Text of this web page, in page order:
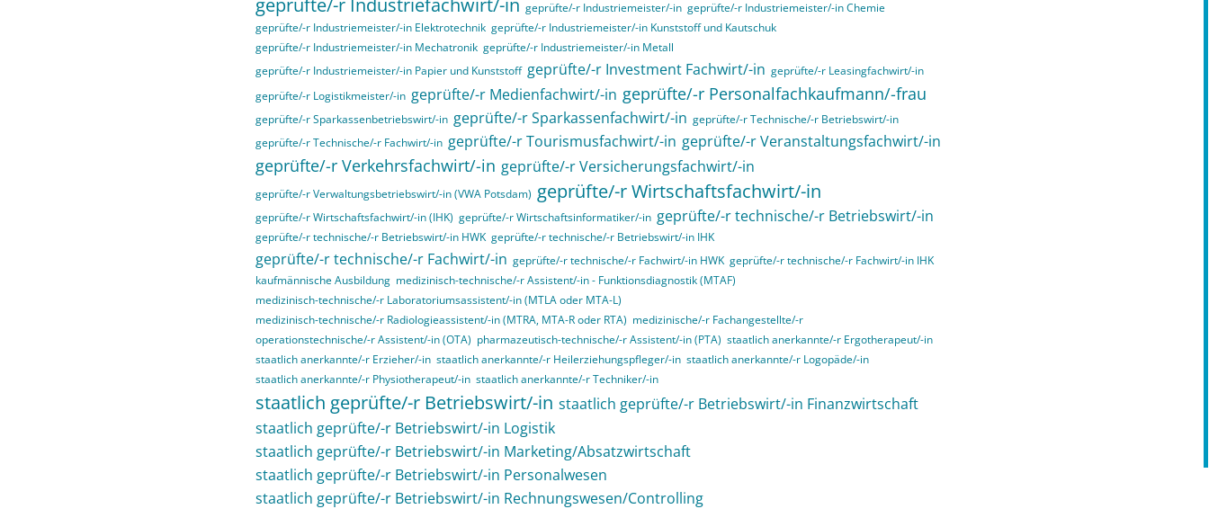
geprüfte/-r Industriefachwirt/-in geprüfte/-r Industriemeister/-in geprüfte/-r Industriemeister/-in Chemie
geprüfte/-r Industriemeister/-in Elektrotechnik geprüfte/-r Industriemeister/-in Kunststoff und Kautschuk
geprüfte/-r Industriemeister/-in Mechatronik geprüfte/-r Industriemeister/-in Metall
geprüfte/-r Industriemeister/-in Papier und Kunststoff geprüfte/-r Investment Fachwirt/-in geprüfte/-r Leasingfachwirt/-in
geprüfte/-r Logistikmeister/-in geprüfte/-r Medienfachwirt/-in geprüfte/-r Personalfachkaufmann/-frau
geprüfte/-r Sparkassenbetriebswirt/-in geprüfte/-r Sparkassenfachwirt/-in geprüfte/-r Technische/-r Betriebswirt/-in
geprüfte/-r Technische/-r Fachwirt/-in geprüfte/-r Tourismusfachwirt/-in geprüfte/-r Veranstaltungsfachwirt/-in
geprüfte/-r Verkehrsfachwirt/-in geprüfte/-r Versicherungsfachwirt/-in
geprüfte/-r Verwaltungsbetriebswirt/-in (VWA Potsdam) geprüfte/-r Wirtschaftsfachwirt/-in
geprüfte/-r Wirtschaftsfachwirt/-in (IHK) geprüfte/-r Wirtschaftsinformatiker/-in geprüfte/-r technische/-r Betriebswirt/-in
geprüfte/-r technische/-r Betriebswirt/-in HWK geprüfte/-r technische/-r Betriebswirt/-in IHK
geprüfte/-r technische/-r Fachwirt/-in geprüfte/-r technische/-r Fachwirt/-in HWK geprüfte/-r technische/-r Fachwirt/-in IHK
kaufmännische Ausbildung medizinisch-technische/-r Assistent/-in - Funktionsdiagnostik (MTAF)
medizinisch-technische/-r Laboratoriumsassistent/-in (MTLA oder MTA-L)
medizinisch-technische/-r Radiologieassistent/-in (MTRA, MTA-R oder RTA) medizinische/-r Fachangestellte/-r
operationstechnische/-r Assistent/-in (OTA) pharmazeutisch-technische/-r Assistent/-in (PTA) staatlich anerkannte/-r Ergotherapeut/-in
staatlich anerkannte/-r Erzieher/-in staatlich anerkannte/-r Heilerziehungspfleger/-in staatlich anerkannte/-r Logopäde/-in
staatlich anerkannte/-r Physiotherapeut/-in staatlich anerkannte/-r Techniker/-in
staatlich geprüfte/-r Betriebswirt/-in staatlich geprüfte/-r Betriebswirt/-in Finanzwirtschaft
staatlich geprüfte/-r Betriebswirt/-in Logistik
staatlich geprüfte/-r Betriebswirt/-in Marketing/Absatzwirtschaft
staatlich geprüfte/-r Betriebswirt/-in Personalwesen
staatlich geprüfte/-r Betriebswirt/-in Rechnungswesen/Controlling